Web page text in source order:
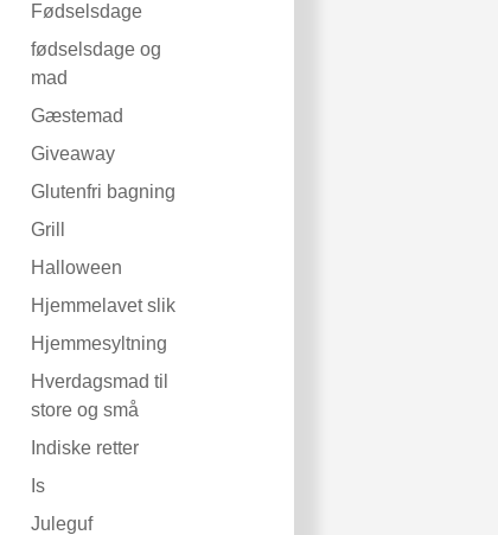
Fødselsdage
fødselsdage og
mad
Gæstemad
Giveaway
Glutenfri bagning
Grill
Halloween
Hjemmelavet slik
Hjemmesyltning
Hverdagsmad til
store og små
Indiske retter
Is
Juleguf